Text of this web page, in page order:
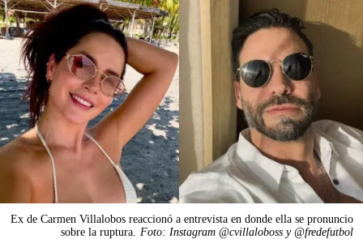
Ex de Carmen Villalobos reaccionó a entrevista en donde ella se pronuncio
sobre la ruptura.
Foto: Instagram @cvillaloboss y @fredefutbol